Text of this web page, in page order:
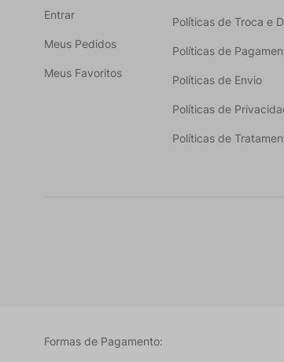
Entrar
Meus Pedidos
Meus Favoritos
Políticas de Troca e
Políticas de
Políticas de Envio
Políticas de
Políticas de
Formas de Pagamento: